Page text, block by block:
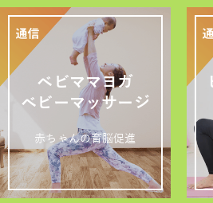
ベビママヨガ
ベビーマッサージ
赤ちゃんの育脳促進